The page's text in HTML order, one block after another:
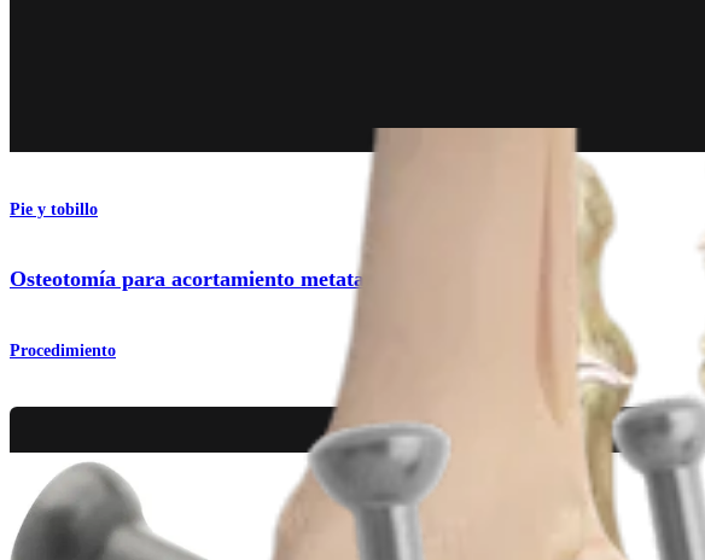
Pie y tobillo
Osteotomía para acortamiento metatarsiano
Procedimiento